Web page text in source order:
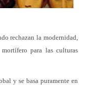
rechazan la modernidad,
para las culturas
y se basa puramente en